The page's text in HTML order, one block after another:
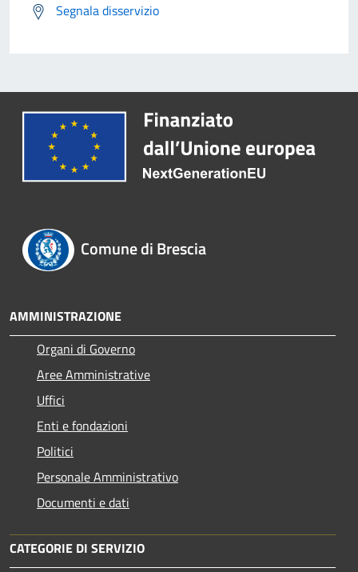
Segnala disservizio
Comune di Brescia
AMMINISTRAZIONE
Organi di Governo
Aree Amministrative
Uffici
Enti e fondazioni
Politici
Personale Amministrativo
Documenti e dati
CATEGORIE DI SERVIZIO